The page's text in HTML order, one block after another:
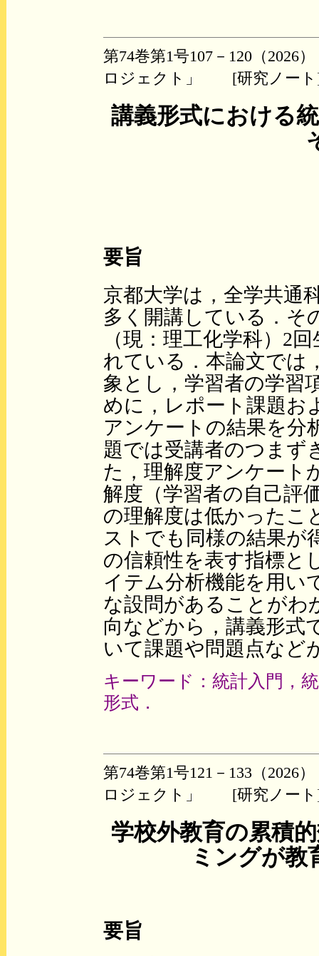
第74巻第1号107－120（
ロジェクト」 [研究ノー
講義形式における
要旨
京都大学は，全学共通
多く開講している．そ
（現：理工化学科）2
れている．本論文では
象とし，学習者の学習
めに，レポート課題お
アンケートの結果を分
題では受講者のつまず
た，理解度アンケート
解度（学習者の自己評
の理解度は低かったこ
ストでも同様の結果が
の信頼性を表す指標と
イテム分析機能を用い
な設問があることがわ
向などから，講義形式
いて課題や問題点など
キーワード：統計入門，
形式．
第74巻第1号121－133（
ロジェクト」 [研究ノー
学校外教育の累積
ミングが教
要旨